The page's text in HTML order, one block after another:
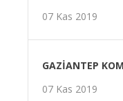
07 Kas 2019
GAZİANTEP
07 Kas 2019